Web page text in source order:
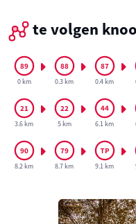
te volgen
0 km 0.3 km 0.4 km
3.6 km 5 km 6.1 km
8.2 km 8.7 km 9.1 km